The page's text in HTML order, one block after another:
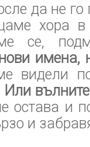
да не го
хора
се,
имена,
видели
Или
остава и
и